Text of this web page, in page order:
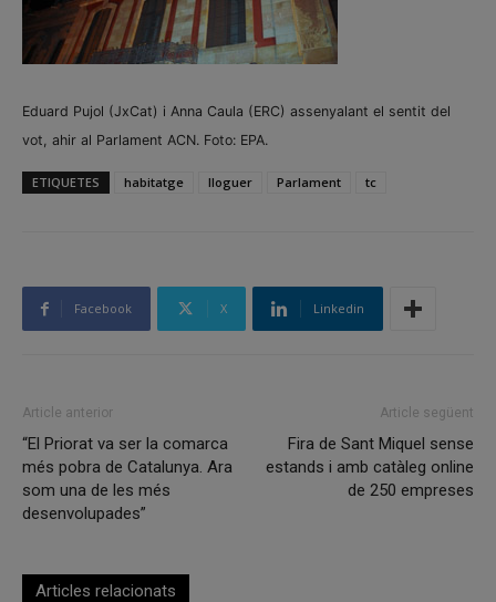
Eduard Pujol (JxCat) i Anna Caula (ERC) assenyalant el sentit del
vot, ahir al Parlament ACN. Foto: EPA.
ETIQUETES habitatge lloguer Parlament tc
Facebook X Linkedin
Article anterior
“El Priorat va ser la comarca
més pobra de Catalunya. Ara
som una de les més
desenvolupades”
Article següent
Fira de Sant Miquel sense
estands i amb catàleg online
de 250 empreses
Articles relacionats